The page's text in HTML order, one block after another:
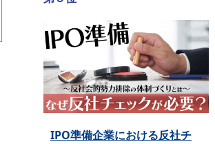
IPO準備企業における反社チ